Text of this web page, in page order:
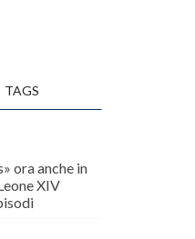
TAGS
ora anche in
XIV